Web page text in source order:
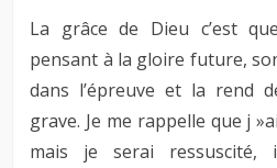
La grâce de Dieu c’est
pensant à la gloire future,
dans l’épreuve et la rend
grave. Je me rappelle que j
mais je serai ressuscité,